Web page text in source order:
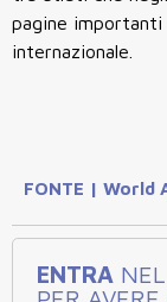
pagine
internazionale.
FONTE | World
ENTRA NEL